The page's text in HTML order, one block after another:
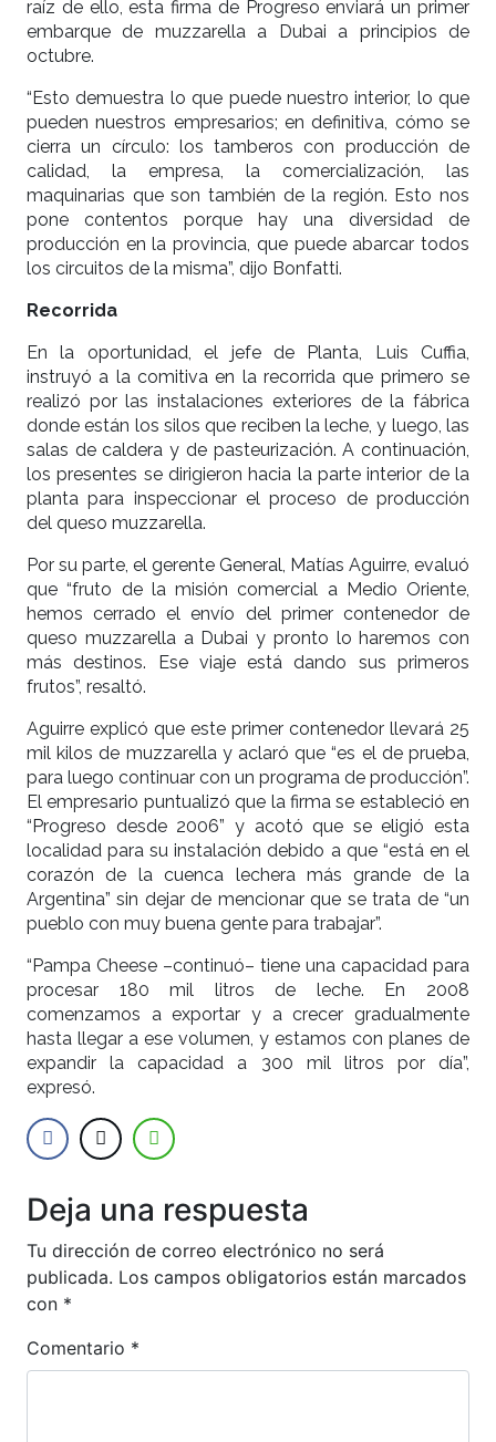
raíz de ello, esta firma de Progreso enviará un primer
embarque de muzzarella a Dubai a principios de
octubre.
“Esto demuestra lo que puede nuestro interior, lo que
pueden nuestros empresarios; en definitiva, cómo se
cierra un círculo: los tamberos con producción de
calidad, la empresa, la comercialización, las
maquinarias que son también de la región. Esto nos
pone contentos porque hay una diversidad de
producción en la provincia, que puede abarcar todos
los circuitos de la misma”, dijo Bonfatti.
Recorrida
En la oportunidad, el jefe de Planta, Luis Cuffia,
instruyó a la comitiva en la recorrida que primero se
realizó por las instalaciones exteriores de la fábrica
donde están los silos que reciben la leche, y luego, las
salas de caldera y de pasteurización. A continuación,
los presentes se dirigieron hacia la parte interior de la
planta para inspeccionar el proceso de producción
del queso muzzarella.
Por su parte, el gerente General, Matías Aguirre, evaluó
que “fruto de la misión comercial a Medio Oriente,
hemos cerrado el envío del primer contenedor de
queso muzzarella a Dubai y pronto lo haremos con
más destinos. Ese viaje está dando sus primeros
frutos”, resaltó.
Aguirre explicó que este primer contenedor llevará 25
mil kilos de muzzarella y aclaró que “es el de prueba,
para luego continuar con un programa de producción”.
El empresario puntualizó que la firma se estableció en
“Progreso desde 2006” y acotó que se eligió esta
localidad para su instalación debido a que “está en el
corazón de la cuenca lechera más grande de la
Argentina” sin dejar de mencionar que se trata de “un
pueblo con muy buena gente para trabajar”.
“Pampa Cheese –continuó– tiene una capacidad para
procesar 180 mil litros de leche. En 2008
comenzamos a exportar y a crecer gradualmente
hasta llegar a ese volumen, y estamos con planes de
expandir la capacidad a 300 mil litros por día”,
expresó.
Deja una respuesta
Tu dirección de correo electrónico no será
publicada. Los campos obligatorios están marcados
con *
Comentario *